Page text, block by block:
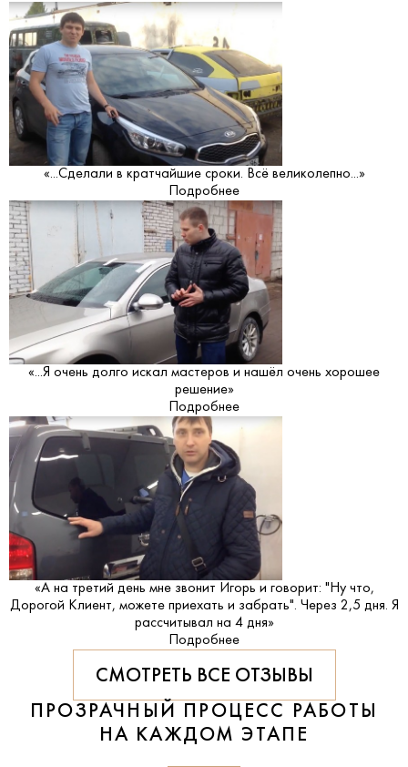
«...Сделали в кратчайшие сроки. Всё великолепно...»
Подробнее
«...Я очень долго искал мастеров и нашёл очень хорошее
решение»
Подробнее
«А на третий день мне звонит Игорь и говорит: "Ну что,
Дорогой Клиент, можете приехать и забрать". Через 2,5 дня. Я
рассчитывал на 4 дня»
Подробнее
СМОТРЕТЬ ВСЕ ОТЗЫВЫ
ПРОЗРАЧНЫЙ ПРОЦЕСС РАБОТЫ
НА КАЖДОМ ЭТАПЕ